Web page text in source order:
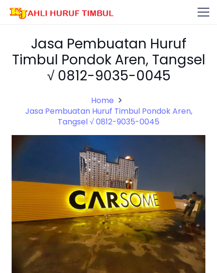
Jasa Pembuatan Huruf
Timbul Pondok Aren, Tangsel
√ 0812-9035-0045
Home
Jasa Pembuatan Huruf Timbul Pondok Aren,
Tangsel √ 0812-9035-0045